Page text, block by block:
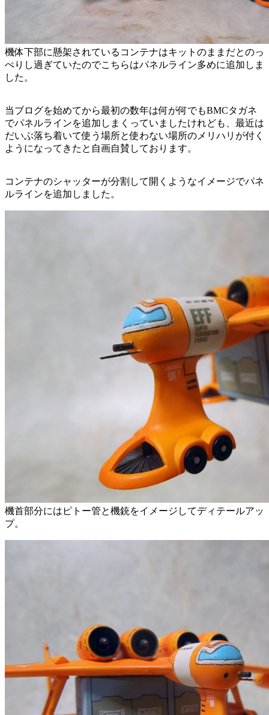
機体下部に懸架されているコンテナはキットのままだとのっ
ぺりし過ぎていたのでこちらはパネルライン多めに追加しま
した。
当ブログを始めてから最初の数年は何が何でもBMCタガネ
でパネルラインを追加しまくっていましたけれども、最近は
だいぶ落ち着いて使う場所と使わない場所のメリハリが付く
ようになってきたと自画自賛しております。
コンテナのシャッターが分割して開くようなイメージでパネ
ルラインを追加しました。
機首部分にはピトー管と機銃をイメージしてディテールアッ
プ。